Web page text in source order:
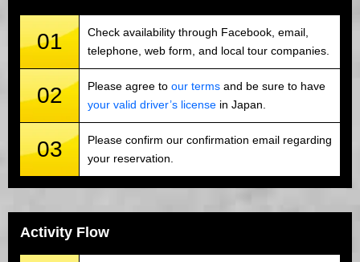
01
Check availability through Facebook, email,
telephone, web form, and local tour companies.
02 Please agree to our terms and be sure to have
your valid driver’s license in Japan.
03
Please confirm our confirmation email regarding
your reservation.
Activity Flow